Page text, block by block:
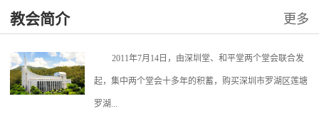
教会简介 更多
2011年7月14日，由深圳堂、和平堂两个堂会联合发
起，集中两个堂会十多年的积蓄，购买深圳市罗湖区莲塘
罗湖...